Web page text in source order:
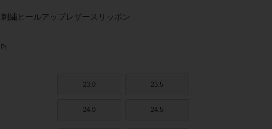
繍ヒールアップレザースリッポン
Pt.
23.0 23.5
24.0 24.5